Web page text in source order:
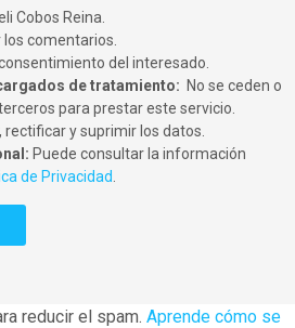
Cobos Reina.
los comentarios.
del interesado.
de tratamiento: No se ceden o
para prestar este servicio.
rectificar y suprimir los datos.
Puede consultar la información
de Privacidad
reducir el spam. Aprende cómo se